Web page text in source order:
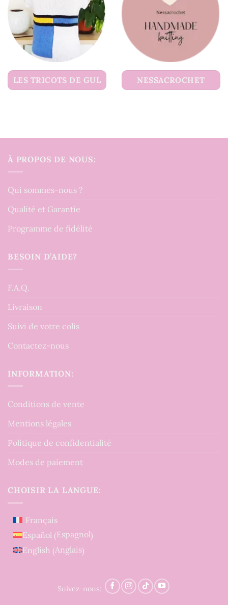
LES TRICOTS DE GUL NESSACROCHET
À PROPOS DE NOUS:
Qui sommes-nous ?
Qualité et Garantie
Programme de fidélité
BESOIN D’AIDE?
F.A.Q.
Livraison
Suivi de votre colis
Contactez-nous
INFORMATION:
Conditions de vente
Mentions légales
Politique de confidentialité
Modes de paiement
CHOISIR LA LANGUE:
Français
Español (Espagnol)
English (Anglais)
Suivez-nous: